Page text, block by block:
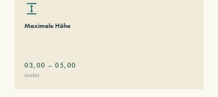
Maximale Höhe
03,00 – 05,00
meter